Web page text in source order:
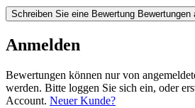
Schreiben Sie eine Bewertung Bewertungen
Anmelden
Bewertungen können nur von
werden. Bitte loggen Sie sich ein, oder
Account. Neuer Kunde?